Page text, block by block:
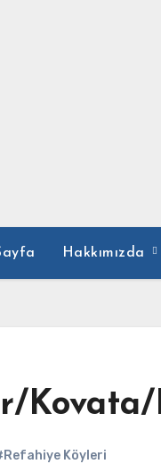
Hakkımızda
Köyleri